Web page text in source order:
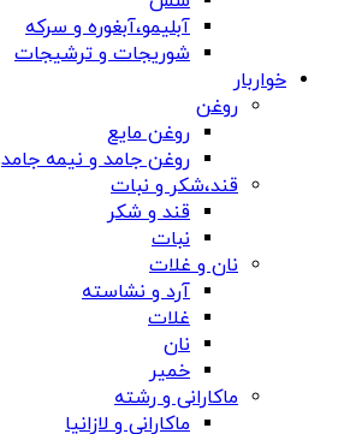
آبلیمو،آبغوره و سرکه
شوریجات و ترشیجات
خواربار
روغن
روغن مایع
روغن جامد و نیمه جامد
قند،شکر و نبات
قند و شکر
نبات
نان و غلات
آرد و نشاسته
غلات
نان
خمیر
ماکارانی و رشته
ماکارانی و لازانیا